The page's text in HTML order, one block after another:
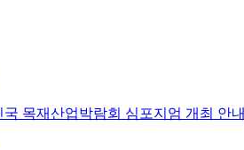
국 목재산업박람회 심포지엄 개최 안내